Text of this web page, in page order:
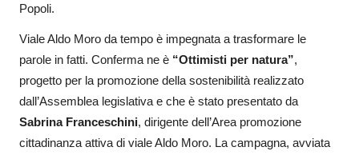
Popoli.
Viale Aldo Moro da tempo è impegnata a trasformare le
parole in fatti. Conferma ne è “Ottimisti per natura”,
progetto per la promozione della sostenibilità realizzato
dall’Assemblea legislativa e che è stato presentato da
Sabrina Franceschini, dirigente dell’Area promozione
cittadinanza attiva di viale Aldo Moro. La campagna, avviata